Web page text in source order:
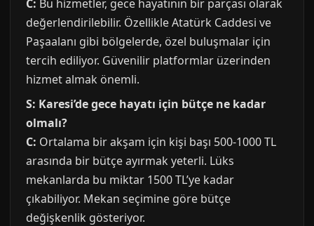
C: Bu hizmetler, gece hayatının bir parçası olarak
değerlendirilebilir. Özellikle Atatürk Caddesi ve
Paşaalanı gibi bölgelerde, özel buluşmalar için
tercih ediliyor. Güvenilir platformlar üzerinden
hizmet almak önemli.
S: Karesi’de gece hayatı için bütçe ne kadar
olmalı?
C: Ortalama bir akşam için kişi başı 500-1000 TL
arasında bir bütçe ayırmak yeterli. Lüks
mekanlarda bu miktar 1500 TL’ye kadar
çıkabiliyor. Mekan seçimine göre bütçe
değişkenlik gösteriyor.